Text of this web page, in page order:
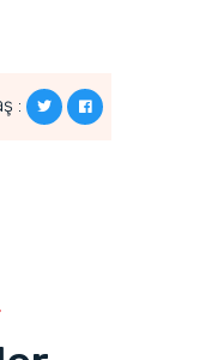
: